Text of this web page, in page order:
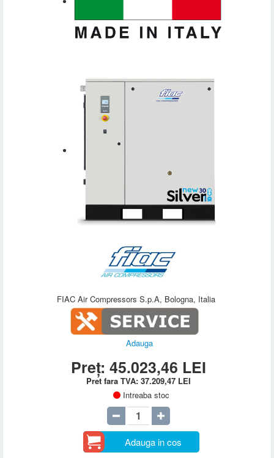
FIAC Air Compressors S.p.A, Bologna, Italia
Adauga
Preț:45.023,46 LEI
Pret fara TVA:37.209,47 LEI
Intreaba stoc
Adauga in cos